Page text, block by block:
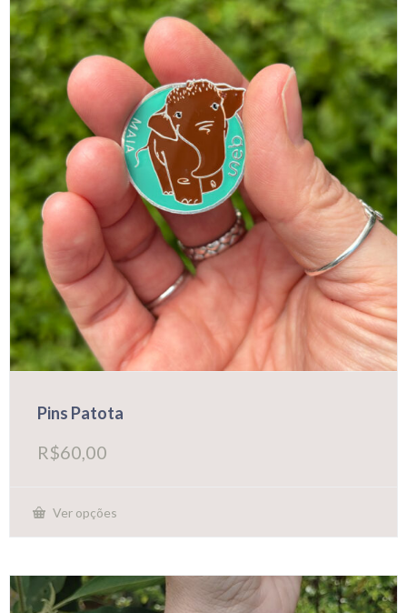
Pins Patota
R$60,00
Ver opções
Este
produto
variantes.
As